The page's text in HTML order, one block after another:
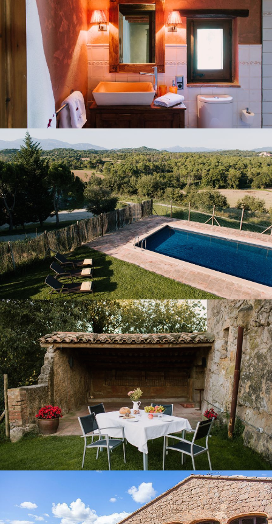
JARDÍ I PISCINA EXTERIOR
PORXO I TERRASSA COBERTA
BARBACOA COBERTA